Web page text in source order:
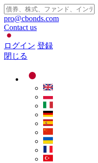
pro@cbonds.com
Contact us
ログイン 登録
閉じる